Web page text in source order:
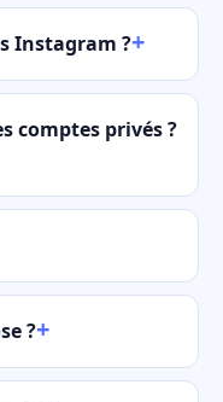
Instagram ?
comptes privés ?
?